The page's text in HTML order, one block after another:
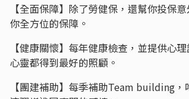
【全面保障】除了勞健保，還幫你投保
你全方位的保障。
【健康關懷】每年健康檢查，並提供心
心靈都得到最好的照顧。
【團建補助】每季補助Team building，